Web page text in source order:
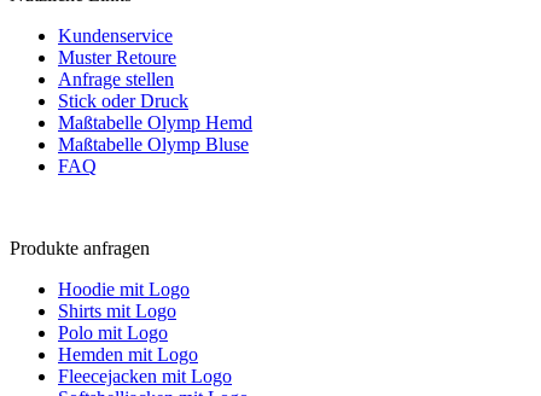
Kundenservice
Muster Retoure
Anfrage stellen
Stick oder Druck
Maßtabelle Olymp Hemd
Maßtabelle Olymp Bluse
FAQ
Produkte anfragen
Hoodie mit Logo
Shirts mit Logo
Polo mit Logo
Hemden mit Logo
Fleecejacken mit Logo